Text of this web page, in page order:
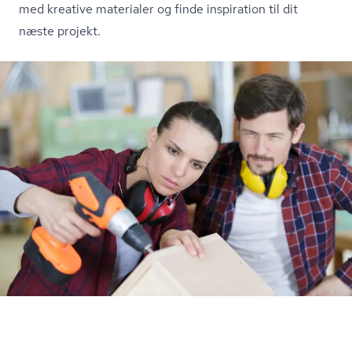
med kreative materialer og finde inspiration til dit
næste projekt.